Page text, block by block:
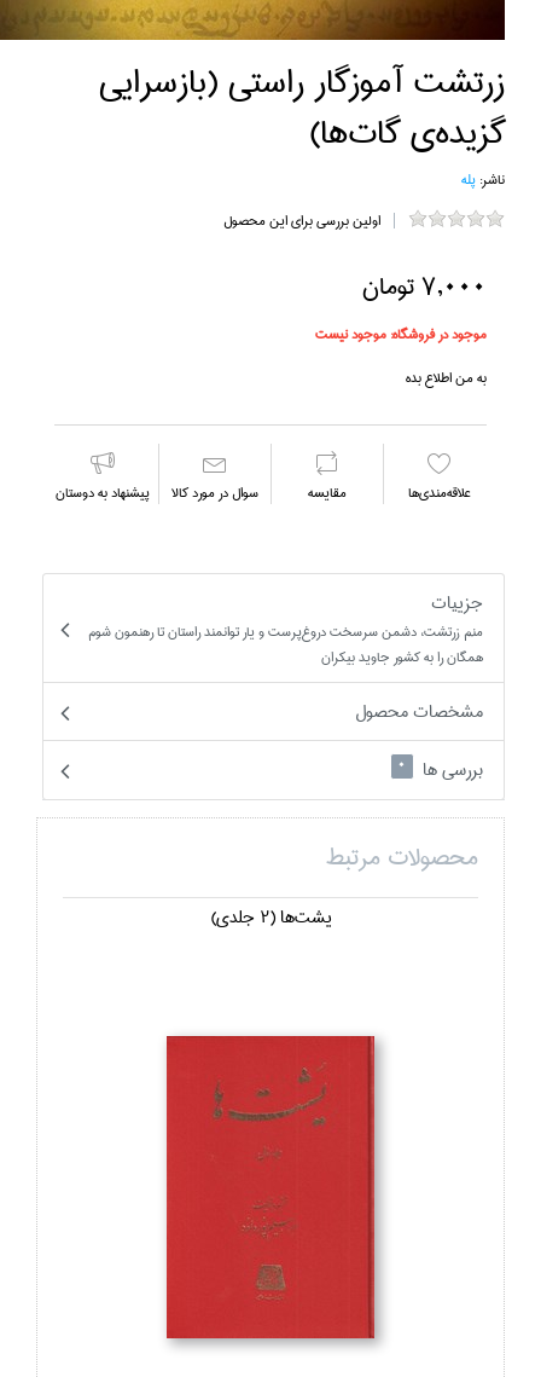
زرتشت آموزگار راستي (بازسرايي
گزيده‌ي گات‌ها)
ناشر:پله
اولین بررسی برای این محصول
7,000 تومان
موجود در فروشگاه:موجود نیست
به من اطلاع بده
علاقه‌مندي‌ها مقايسه سوال در مورد كالا پیشنهاد به دوستان
جزییات
منم زرتشت، دشمن سرسخت دروغ‌پرست و يار توانمند راستان تا رهنمون شوم
همگان را به كشور جاويد بيكران
مشخصات محصول
بررسی ها
0
محصولات مرتبط
يشت‌ها (2 جلدي)